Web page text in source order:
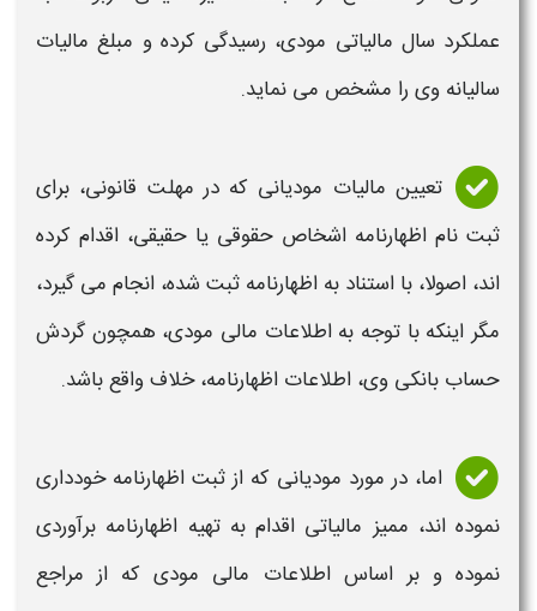
عملکرد سال مالیاتی مودی، رسیدگی کرده و مبلغ مالیات
سالیانه وی را مشخص می نماید.
تعیین مالیات مودیانی که در مهلت قانونی، برای
ثبت نام اظهارنامه اشخاص حقوقی یا حقیقی، اقدام کرده
اند، اصولا، با استناد به اظهارنامه ثبت شده، انجام می گیرد،
مگر اینکه با توجه به اطلاعات مالی مودی، همچون گردش
حساب بانکی وی، اطلاعات اظهارنامه، خلاف واقع باشد.
اما، در مورد مودیانی که از ثبت اظهارنامه خودداری
نموده اند، ممیز مالیاتی اقدام به تهیه اظهارنامه برآوردی
نموده و بر اساس اطلاعات مالی مودی که از مراجع